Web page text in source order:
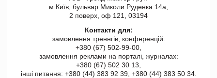
м.Київ, бульвар Миколи Руденка 14а,
2 поверх, оф 121, 03194
Контакти для:
замовлення треннгів, конференцій:
+380 (67) 502-99-00,
замовлення реклами на порталі, журналах:
+380 (67) 502 30 13,
інші питання: +380 (44) 383 92 39, +380 (44) 383 50 34.